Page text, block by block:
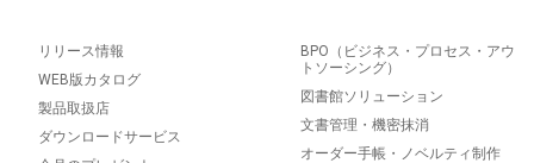
リリース情報
WEB版カタログ
製品取扱店
ダウンロードサービス
BPO（ビジネス・プロセス・アウ
トソーシング）
図書館ソリューション
文書管理・機密抹消
オーダー手帳・ノベルティ制作